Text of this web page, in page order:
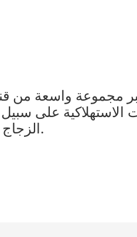
مجموعة واسعة من
الاستهلاكية على
العديد من المواد المختلفة: الخشب، المعدن، الأكريليك، PVC، الزجاج المقسى وغيرها.